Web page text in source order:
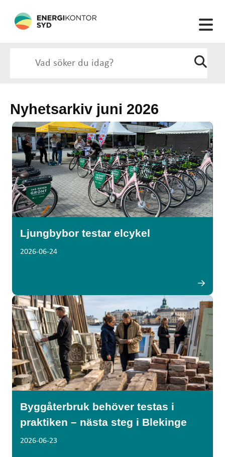
Nyhetsarkiv juni 2026
Ljungbybor testar elcykel
2026-06-24
Byggåterbruk behöver testas i
praktiken – nästa steg i Blekinge
2026-06-23